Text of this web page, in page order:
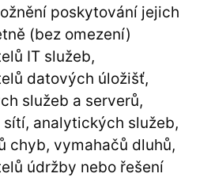
poskytování jejich
(bez omezení)
IT služeb,
datových úložišť,
služeb a serverů,
sítí, analytických služeb,
chyb, vymahačů dluhů,
údržby nebo řešení